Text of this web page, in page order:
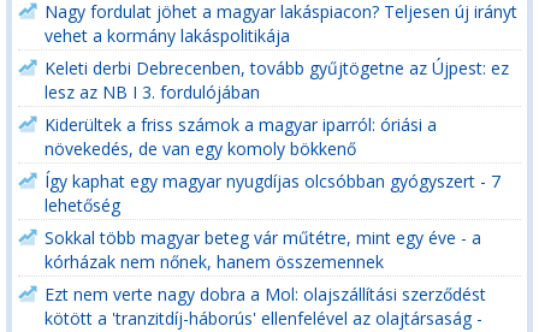
Nagy fordulat jöhet a magyar lakáspiacon? Teljesen új irányt
vehet a kormány lakáspolitikája
Keleti derbi Debrecenben, tovább gyűjtögetne az Újpest: ez
lesz az NB I 3. fordulójában
Kiderültek a friss számok a magyar iparról: óriási a
növekedés, de van egy komoly bökkenő
Így kaphat egy magyar nyugdíjas olcsóbban gyógyszert - 7
lehetőség
Sokkal több magyar beteg vár műtétre, mint egy éve - a
kórházak nem nőnek, hanem összemennek
Ezt nem verte nagy dobra a Mol: olajszállítási szerződést
kötött a 'tranzitdíj-háborús' ellenfelével az olajtársaság -